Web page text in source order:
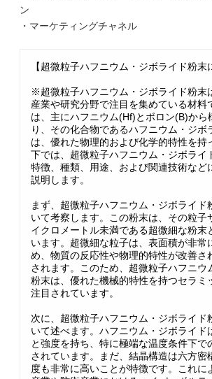
ン
・マーケティングチャネル
【超微粒子ハフニウム・ジボライド粉末
※超微粒子ハフニウム・ジボライド粉末
産業や研究分野で注目を集めている材料
は、主にハフニウム(Hf)とボロン(B)から
り、その化合物であるハフニウム・ジボ
は、優れた物理的および化学的特性を持
下では、超微粒子ハフニウム・ジボライ
特徴、種類、用途、および関連技術など
説明します。
まず、超微粒子ハフニウム・ジボライド
いて考察します。この粉末は、その粒子
イクロメートル未満である超微細な粉末
います。超微細な粒子は、表面積が非常
め、物質の反応性や物理的特性が改善さ
されます。このため、超微粒子ハフニウ
粉末は、優れた機械的特性を持つセラミ
注目されています。
次に、超微粒子ハフニウム・ジボライド
いて述べます。ハフニウム・ジボライド
と強度を持ち、特に極端な温度条件下で
されています。まだ、結晶構造は六方密
度も非常に高いことが特徴です。これに